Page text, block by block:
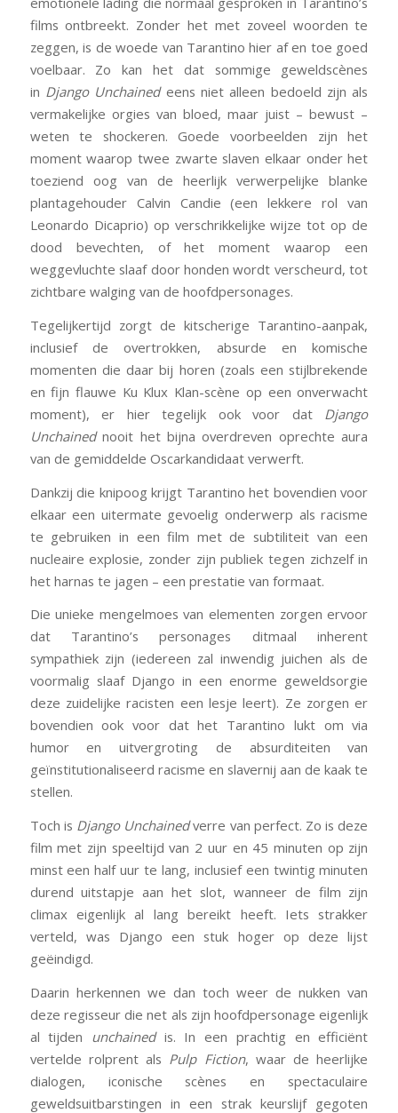
films ontbreekt. Zonder het met zoveel woorden te
zeggen, is de woede van Tarantino hier af en toe goed
voelbaar. Zo kan het dat sommige geweldscènes
in Django Unchained eens niet alleen bedoeld zijn als
vermakelijke orgies van bloed, maar juist – bewust –
weten te shockeren. Goede voorbeelden zijn het
moment waarop twee zwarte slaven elkaar onder het
toeziend oog van de heerlijk verwerpelijke blanke
plantagehouder Calvin Candie (een lekkere rol van
Leonardo Dicaprio) op verschrikkelijke wijze tot op de
dood bevechten, of het moment waarop een
weggevluchte slaaf door honden wordt verscheurd, tot
zichtbare walging van de hoofdpersonages.
Tegelijkertijd zorgt de kitscherige Tarantino-aanpak,
inclusief de overtrokken, absurde en komische
momenten die daar bij horen (zoals een stijlbrekende
en fijn flauwe Ku Klux Klan-scène op een onverwacht
moment), er hier tegelijk ook voor dat Django
Unchainednooit het bijna overdreven oprechte aura
van de gemiddelde Oscarkandidaat verwerft.
Dankzij die knipoog krijgt Tarantino het bovendien voor
elkaar een uitermate gevoelig onderwerp als racisme
te gebruiken in een film met de subtiliteit van een
nucleaire explosie, zonder zijn publiek tegen zichzelf in
het harnas te jagen – een prestatie van formaat.
Die unieke mengelmoes van elementen zorgen ervoor
dat Tarantino’s personages ditmaal inherent
sympathiek zijn (iedereen zal inwendig juichen als de
voormalig slaaf Django in een enorme geweldsorgie
deze zuidelijke racisten een lesje leert). Ze zorgen er
bovendien ook voor dat het Tarantino lukt om via
humor en uitvergroting de absurditeiten van
geïnstitutionaliseerd racisme en slavernij aan de kaak te
stellen.
Toch is Django Unchainedverre van perfect. Zo is deze
film met zijn speeltijd van 2 uur en 45 minuten op zijn
minst een half uur te lang, inclusief een twintig minuten
durend uitstapje aan het slot, wanneer de film zijn
climax eigenlijk al lang bereikt heeft. Iets strakker
verteld, was Django een stuk hoger op deze lijst
geëindigd.
Daarin herkennen we dan toch weer de nukken van
deze regisseur die net als zijn hoofdpersonage eigenlijk
al tijden unchainedis. In een prachtig en efficiënt
vertelde rolprent als Pulp Fiction, waar de heerlijke
dialogen, iconische scènes en spectaculaire
geweldsuitbarstingen in een strak keurslijf gegoten